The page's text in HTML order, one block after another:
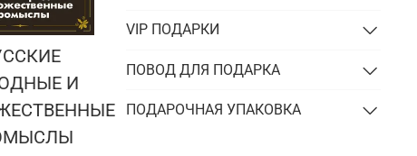
И
VIP ПОДАРКИ
ПОВОД ДЛЯ ПОДАРКА
ПОДАРОЧНАЯ УПАКОВКА